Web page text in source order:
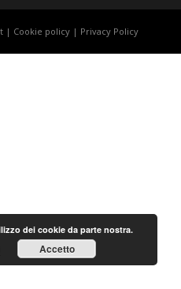
| Cookie policy | Privacy Policy
dei cookie da parte nostra.
Accetto